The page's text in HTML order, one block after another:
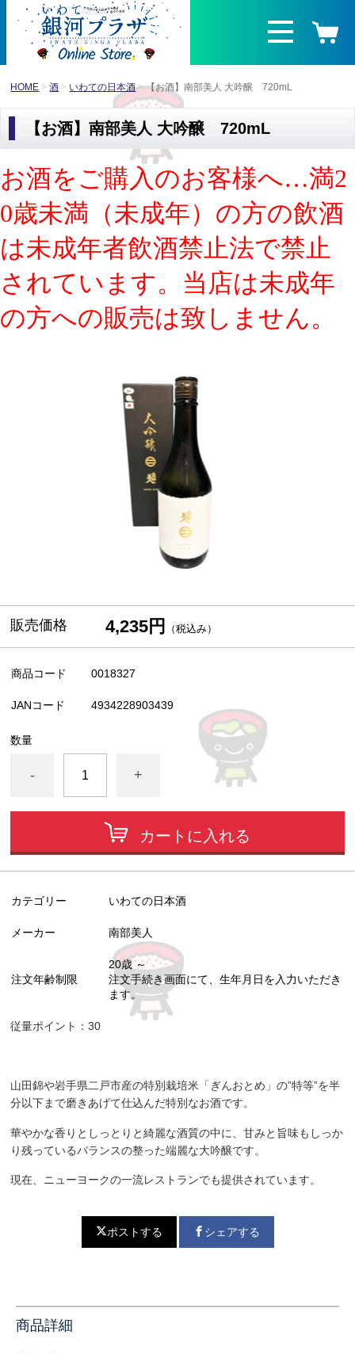
HOME 酒 いわての日本酒 【お酒】南部美人 大吟醸 720mL
【お酒】南部美人 大吟醸 720mL
お酒をご購入のお客様へ…満2
0歳未満（未成年）の方の飲酒
は未成年者飲酒禁止法で禁止
されています。当店は未成年
の方への販売は致しません。
販売価格 4,235円 （税込み）
商品コード 0018327
JANコード 4934228903439
数量
- +
カートに入れる
カテゴリー いわての日本酒
メーカー 南部美人
注文年齢制限
20歳 ～
注文手続き画面にて、生年月日を入力いただき
ます。
従量ポイント：30
山田錦や岩手県二戸市産の特別栽培米「ぎんおとめ」の”特等”を半
分以下まで磨きあげて仕込んだ特別なお酒です。
華やかな香りとしっとりと綺麗な酒質の中に、甘みと旨味もしっか
り残っているバランスの整った端麗な大吟醸です。
現在、ニューヨークの一流レストランでも提供されています。
ポストする シェアする
商品詳細